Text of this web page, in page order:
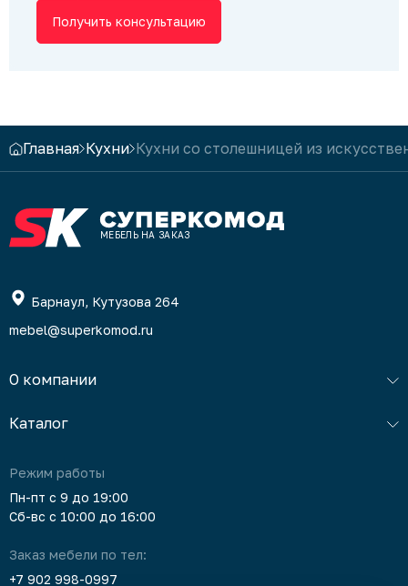
Получить консультацию
Главная Кухни Кухни со столешницей из
МЕБЕЛЬ НА ЗАКАЗ
Барнаул, Кутузова 264
mebel@superkomod.ru
О компании
Каталог
Режим работы
Пн-пт с 9 до 19:00
Сб-вс с 10:00 до 16:00
Заказ мебели по тел:
+7 902 998-0997